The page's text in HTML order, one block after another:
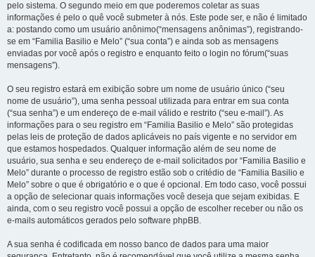
pelo sistema. O segundo meio em que poderemos coletar as suas
informações é pelo o quê você submeter à nós. Este pode ser, e não é limitado
a: postando como um usuário anônimo(“mensagens anônimas”), registrando-
se em “Familia Basilio e Melo” (“sua conta”) e ainda sob as mensagens
enviadas por você após o registro e enquanto feito o login no fórum(“suas
mensagens”).
O seu registro estará em exibição sobre um nome de usuário único (“seu
nome de usuário”), uma senha pessoal utilizada para entrar em sua conta
(“sua senha”) e um endereço de e-mail válido e restrito (“seu e-mail”). As
informações para o seu registro em “Familia Basilio e Melo” são protegidas
pelas leis de proteção de dados aplicáveis no país vigente e no servidor em
que estamos hospedados. Qualquer informação além de seu nome de
usuário, sua senha e seu endereço de e-mail solicitados por “Familia Basilio e
Melo” durante o processo de registro estão sob o critédio de “Familia Basilio e
Melo” sobre o que é obrigatório e o que é opcional. Em todo caso, você possui
a opção de selecionar quais informações você deseja que sejam exibidas. E
ainda, com o seu registro você possui a opção de escolher receber ou não os
e-mails automáticos gerados pelo software phpBB.
A sua senha é codificada em nosso banco de dados para uma maior